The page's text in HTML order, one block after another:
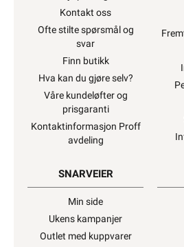
Kontakt oss
Ofte stilte spørsmål og
svar
Finn butikk
Hva kan du gjøre selv?
Våre kundeløfter og
prisgaranti
Kontaktinformasjon Proff
avdeling
SNARVEIER
Min side
Ukens kampanjer
Outlet med kuppvarer